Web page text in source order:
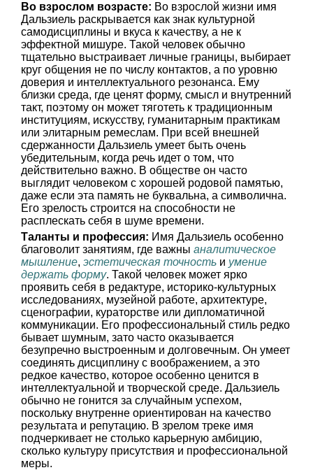
Во взрослом возрасте: Во взрослой жизни имя
Дальзиель раскрывается как знак культурной
самодисциплины и вкуса к качеству, а не к
эффектной мишуре. Такой человек обычно
тщательно выстраивает личные границы, выбирает
круг общения не по числу контактов, а по уровню
доверия и интеллектуального резонанса. Ему
близки среда, где ценят форму, смысл и внутренний
такт, поэтому он может тяготеть к традиционным
институциям, искусству, гуманитарным практикам
или элитарным ремеслам. При всей внешней
сдержанности Дальзиель умеет быть очень
убедительным, когда речь идет о том, что
действительно важно. В обществе он часто
выглядит человеком с хорошей родовой памятью,
даже если эта память не буквальна, а символична.
Его зрелость строится на способности не
расплескать себя в шуме времени.
Таланты и профессия: Имя Дальзиель особенно
благоволит занятиям, где важны аналитическое
мышление, эстетическая точность и умение
держать форму. Такой человек может ярко
проявить себя в редактуре, историко-культурных
исследованиях, музейной работе, архитектуре,
сценографии, кураторстве или дипломатичной
коммуникации. Его профессиональный стиль редко
бывает шумным, зато часто оказывается
безупречно выстроенным и долговечным. Он умеет
соединять дисциплину с воображением, а это
редкое качество, которое особенно ценится в
интеллектуальной и творческой среде. Дальзиель
обычно не гонится за случайным успехом,
поскольку внутренне ориентирован на качество
результата и репутацию. В зрелом треке имя
подчеркивает не столько карьерную амбицию,
сколько культуру присутствия и профессиональной
меры.